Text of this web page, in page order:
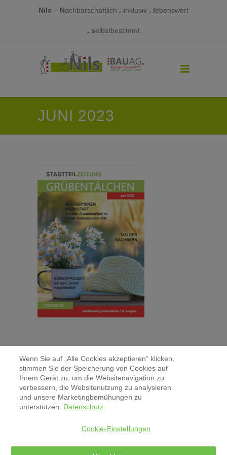
Nils – Nachbarschaftlich . inklusiv . lebenswert
. selbstbestimmt
JUNI 2023
Kontakt
Aktuelles & Pressemitteilungen
Wenn Sie auf „Alle Cookies akzeptieren“ klicken,
stimmen Sie der Speicherung von Cookies auf
Ihrem Gerät zu, um die Websitenavigation zu
verbessern, die Websitenutzung zu analysieren
und unsere Marketingbemühungen zu
unterstützen. Datenschutz
Cookie-Einstellungen